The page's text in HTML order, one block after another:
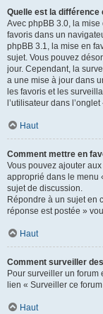
Quelle est la
Avec phpBB 3.0, la
favoris dans un
phpBB 3.1, la mise en
sujet. Vous pouvez
jour. Cependant, la
a une mise à jour dans
les favoris et les
l’utilisateur dans
Haut
Comment mettre en
Vous pouvez ajouter
approprié dans le menu
sujet de discussion.
Répondre à un sujet en
réponse est postée »
Haut
Comment surveiller
Pour surveiller un forum
lien « Surveiller ce
Haut